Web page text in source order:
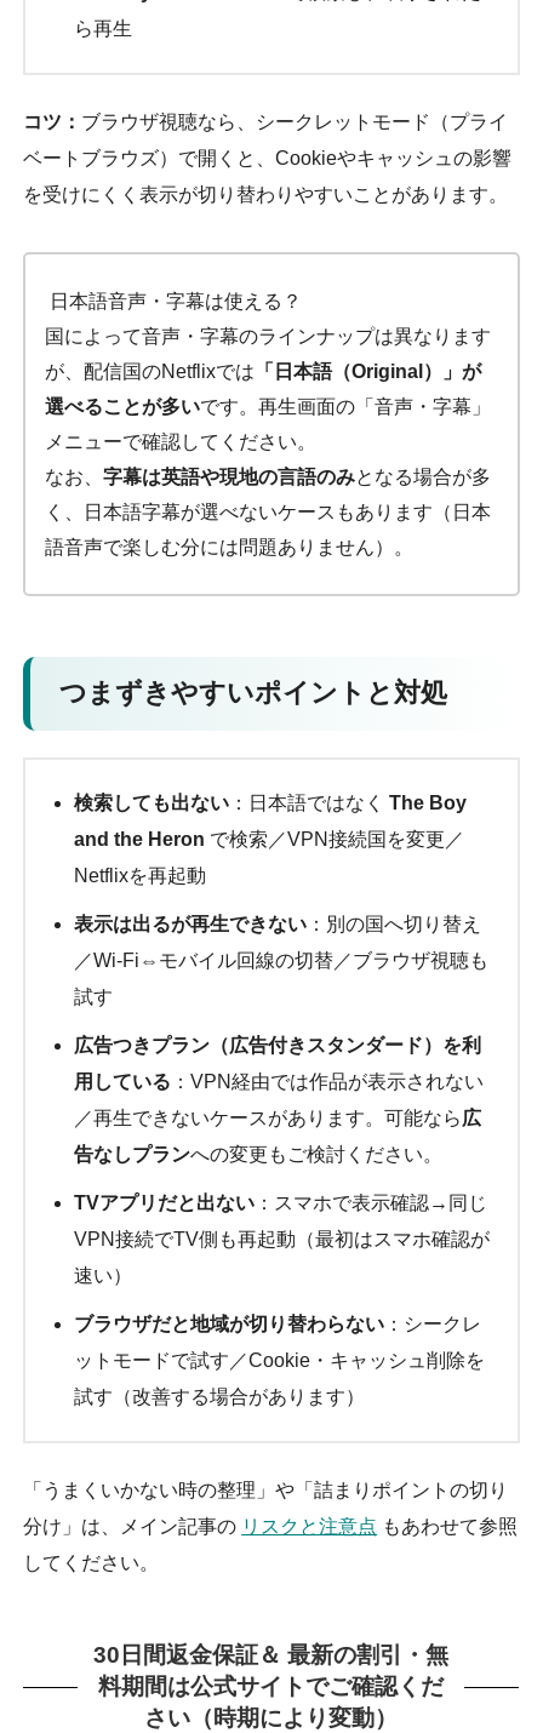
ら再生
コツ： ブラウザ視聴なら、シークレットモード（プライ
ベートブラウズ）で開くと、Cookieやキャッシュの影響
を受けにくく表示が切り替わりやすいことがあります。
日本語音声・字幕は使える？
国によって音声・字幕のラインナップは異なります
が、配信国のNetflixでは 「日本語（Original）」が
選べることが多いです。再生画面の「音声・字幕」
メニューで確認してください。
なお、字幕は英語や現地の言語のみとなる場合が多
く、日本語字幕が選べないケースもあります（日本
語音声で楽しむ分には問題ありません）。
つまずきやすいポイントと対処
検索しても出ない ：日本語ではなくThe Boy
and the Heron で検索／VPN接続国を変更／
Netflixを再起動
表示は出るが再生できない ：別の国へ切り替え
／Wi-Fi⇔モバイル回線の切替／ブラウザ視聴も
試す
広告つきプラン（広告付きスタンダード）を利
用している ：VPN経由では作品が表示されない
／再生できないケースがあります。可能なら広
告なしプランへの変更もご検討ください。
TVアプリだと出ない ：スマホで表示確認→同じ
VPN接続でTV側も再起動（最初はスマホ確認が
速い）
ブラウザだと地域が切り替わらない ：シークレ
ットモードで試す／Cookie・キャッシュ削除を
試す（改善する場合があります）
「うまくいかない時の整理」や「詰まりポイントの切り
分け」は、メイン記事の リスクと注意点 もあわせて参照
してください。
30日間返金保証＆ 最新の割引・無
料期間は公式サイトでご確認くだ
さい（時期により変動）